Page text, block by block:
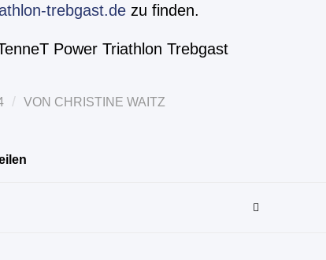
trebgast.de zu finden.
Power Triathlon Trebgast
/ VON CHRISTINE WAITZ